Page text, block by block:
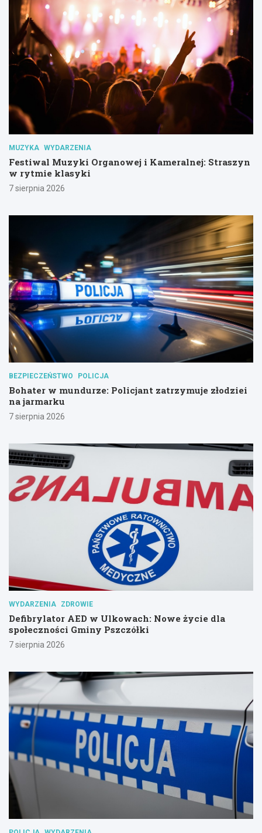
MUZYKA WYDARZENIA
Festiwal Muzyki Organowej i Kameralnej: Straszyn
w rytmie klasyki
7 sierpnia 2026
BEZPIECZEŃSTWO POLICJA
Bohater w mundurze: Policjant zatrzymuje złodziei
na jarmarku
7 sierpnia 2026
WYDARZENIA ZDROWIE
Defibrylator AED w Ulkowach: Nowe życie dla
społeczności Gminy Pszczółki
7 sierpnia 2026